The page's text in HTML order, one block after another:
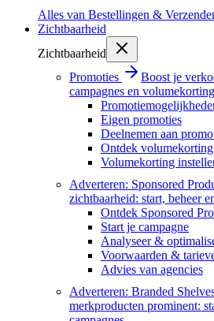
Alles van Bestellingen &
Zichtbaarheid
Zichtbaarheid
Promoties
Boost je
campagnes en volumekorting
Eigen promoties
Deelnemen aan
Ontdek volumekorting
Volumekorting
Adverteren: Sponsored
zichtbaarheid: start, beheer
Ontdek Sponsored
Start je campagne
Analyseer &
Voorwaarden &
Advies van agencies
Adverteren: Branded
merkproducten prominent: